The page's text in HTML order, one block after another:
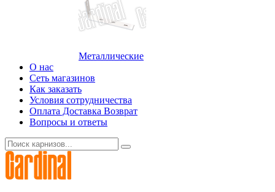
Металлические
О нас
Сеть магазинов
Как заказать
Условия сотрудничества
Оплата Доставка Возврат
Вопросы и ответы